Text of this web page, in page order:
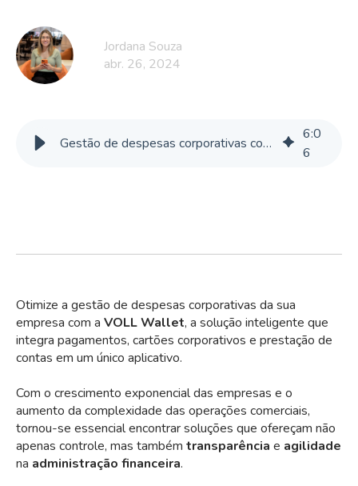
Jordana Souza
abr. 26, 2024
Gestão de despesas corporativas com a VOLL Wallet
6:0
6
Otimize a gestão de despesas corporativas da sua
empresa com a VOLL Wallet, a solução inteligente que
integra pagamentos, cartões corporativos e prestação de
contas em um único aplicativo.
Com o crescimento exponencial das empresas e o
aumento da complexidade das operações comerciais,
tornou-se essencial encontrar soluções que ofereçam não
apenas controle, mas também transparência e agilidade
na administração financeira.